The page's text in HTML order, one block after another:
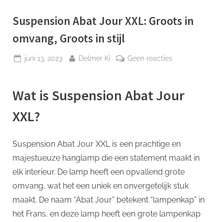
Suspension Abat Jour XXL: Groots in
omvang, Groots in stijl
Geplaatst
juni 13, 2023 Door
Delmer Ki Geen reactiesop
Jour
in
stijl
Wat is Suspension Abat Jour
XXL?
Suspension Abat Jour XXL is een prachtige en
majestueuze hanglamp die een statement maakt in
elk interieur. De lamp heeft een opvallend grote
omvang, wat het een uniek en onvergetelijk stuk
maakt. De naam “Abat Jour” betekent “lampenkap” in
het Frans, en deze lamp heeft een grote lampenkap